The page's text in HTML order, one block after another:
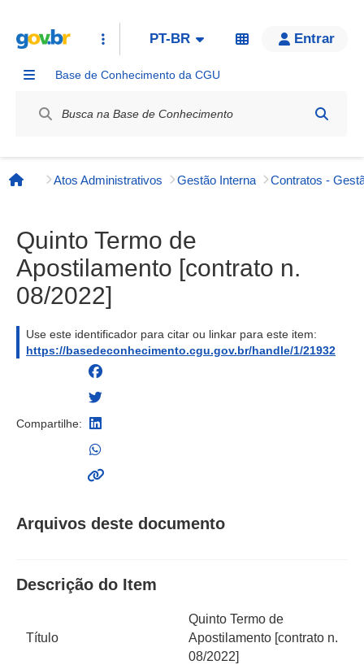
PT-BR Entrar
Base de Conhecimento da CGU
Página inicial
Atos Administrativos Gestão Interna Contratos -
Quinto Termo de
Apostilamento [contrato n.
08/2022]
Use este identificador para citar ou linkar para este item:
https://basedeconhecimento.cgu.gov.br/handle/1/21932
Compartilhe:
Arquivos deste documento
Descrição do Item
Título
Quinto Termo de
Apostilamento [contrato n.
08/2022]